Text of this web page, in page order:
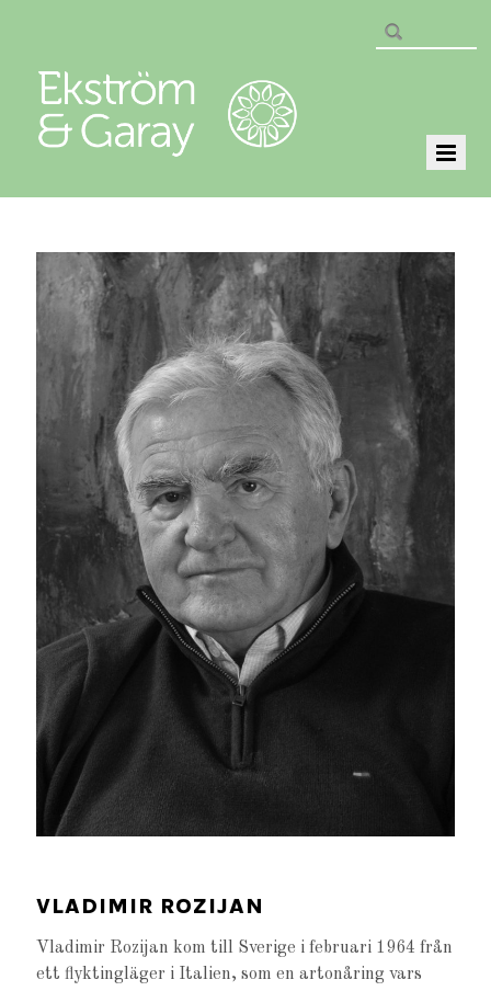
VLADIMIR ROZIJAN
Vladimir Rozijan kom till Sverige i februari 1964 från
ett flyktingläger i Italien, som en artonåring vars